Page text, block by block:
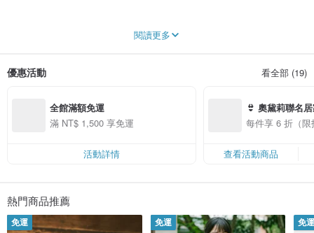
專注於開發台灣原創印花，推出包袋、服飾、科技等各式生活好物，希望將美感
從第一款「台灣八哥」印花圖案開始，持續推出具有台灣當代美感品味的「新台
印花樂的設計風格平易近人，注重生活實用功能，同時融入社會與環境共好理
念，持續增加永續材質的使用，並與NGO合作，攜手在地社區工坊製作商品，於
2022年榮獲國際B型企業認證。
除了自有品牌商品，印花樂也為企業提供客製化商品開發、品牌授權服務。至今
已累積超過兩百家合作企業，包括麥當勞、資生堂、星巴克、肯夢AVEDA、誠品
臺灣官方 Instagram @inblooom_official
閱讀更多
優惠活動 看全部 (19)
全館滿額免運
滿 NT$ 1,500 享免運
活動詳情
👙 奧黛莉聯名
折！
每件享 6 折（
查看活動商品
熱門商品推薦
免運 免運 免